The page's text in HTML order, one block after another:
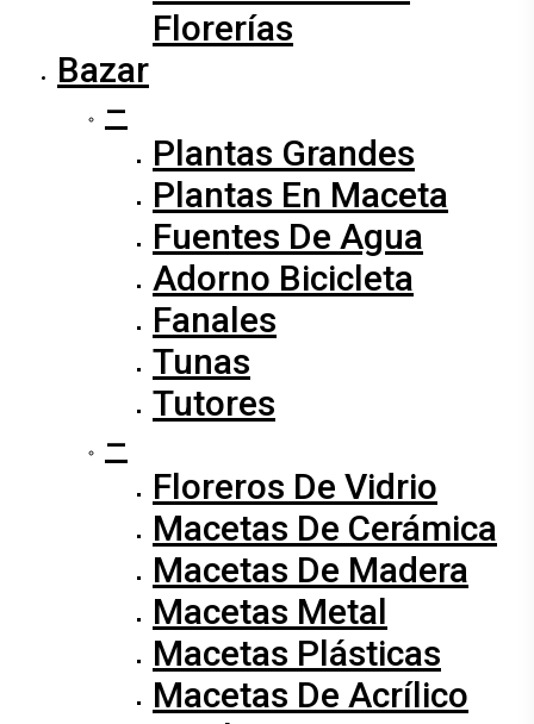
Florerías
Bazar
–
Plantas Grandes
Plantas En Maceta
Fuentes De Agua
Adorno Bicicleta
Fanales
Tunas
Tutores
–
Floreros De Vidrio
Macetas De Cerámica
Macetas De Madera
Macetas Metal
Macetas Plásticas
Macetas De Acrílico